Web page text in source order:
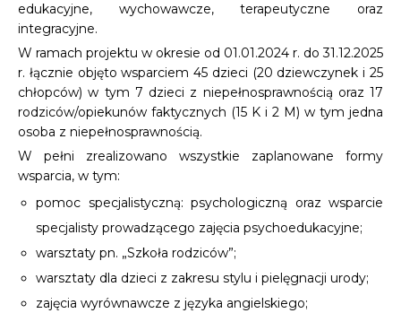
edukacyjne, wychowawcze, terapeutyczne oraz
integracyjne.
W ramach projektu w okresie od 01.01.2024 r. do 31.12.2025
r. łącznie objęto wsparciem 45 dzieci (20 dziewczynek i 25
chłopców) w tym 7 dzieci z niepełnosprawnością oraz 17
rodziców/opiekunów faktycznych (15 K i 2 M) w tym jedna
osoba z niepełnosprawnością.
W pełni zrealizowano wszystkie zaplanowane formy
wsparcia, w tym:
pomoc specjalistyczną: psychologiczną oraz wsparcie
specjalisty prowadzącego zajęcia psychoedukacyjne;
warsztaty pn. „Szkoła rodziców”;
warsztaty dla dzieci z zakresu stylu i pielęgnacji urody;
zajęcia wyrównawcze z języka angielskiego;